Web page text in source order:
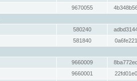
9670055
580240
581840
9660009
9660001